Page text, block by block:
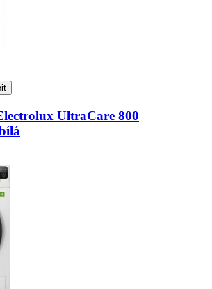
UltraCare 800